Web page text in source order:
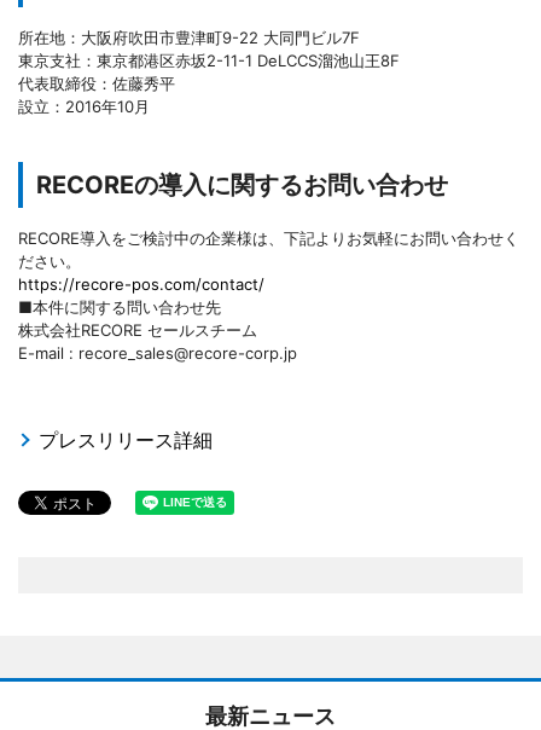
所在地：大阪府吹田市豊津町9-22 大同門ビル7F
東京支社：東京都港区赤坂2-11-1 DeLCCS溜池山王8F
代表取締役：佐藤秀平
設立：2016年10月
RECOREの導入に関するお問い合わせ
RECORE導入をご検討中の企業様は、下記よりお気軽にお問い合わせく
ださい。
https://recore-pos.com/contact/
■本件に関する問い合わせ先
株式会社RECORE セールスチーム
E-mail : recore_sales@recore-corp.jp
プレスリリース詳細
最新ニュース